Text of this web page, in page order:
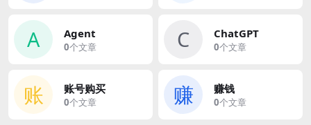
A Agent
0个文章 C ChatGPT
0个文章
账 账号购买
0个文章 赚 赚钱
0个文章